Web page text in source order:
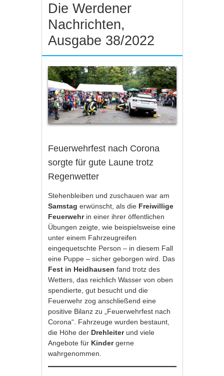
Die Werdener
Nachrichten,
Ausgabe 38/2022
Feuerwehrfest nach Corona
sorgte für gute Laune trotz
Regenwetter
Stehenbleiben und zuschauen war am
Samstagerwünscht, als die Freiwillige
Feuerwehr in einer ihrer öffentlichen
Übungen zeigte, wie beispielsweise eine
unter einem Fahrzeugreifen
eingequetschte Person – in diesem Fall
eine Puppe – sicher geborgen wird. Das
Fest in Heidhausen fand trotz des
Wetters, das reichlich Wasser von oben
spendierte, gut besucht und die
Feuerwehr zog anschließend eine
positive Bilanz zu „Feuerwehrfest nach
Corona“. Fahrzeuge wurden bestaunt,
die Höhe der Drehleiter und viele
Angebote für Kindergerne
wahrgenommen.